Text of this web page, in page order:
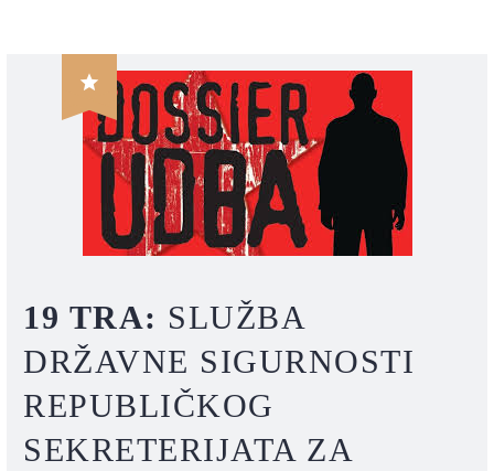

19 TRA: SLUŽBA
DRŽAVNE SIGURNOSTI
REPUBLIČKOG
SEKRETERIJATA ZA